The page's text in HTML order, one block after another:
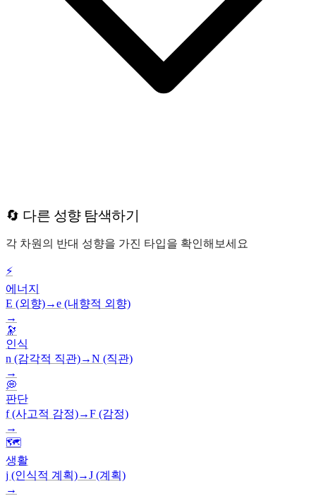
🔄 다른 성향 탐색하기
각 차원의 반대 성향을 가진 타입을 확인해보세요
⚡
에너지
E (외향)→e (내향적 외향)
→
🔭
인식
n (감각적 직관)→N (직관)
→
💭
판단
f (사고적 감정)→F (감정)
→
🗺️
생활
j (인식적 계획)→J (계획)
→